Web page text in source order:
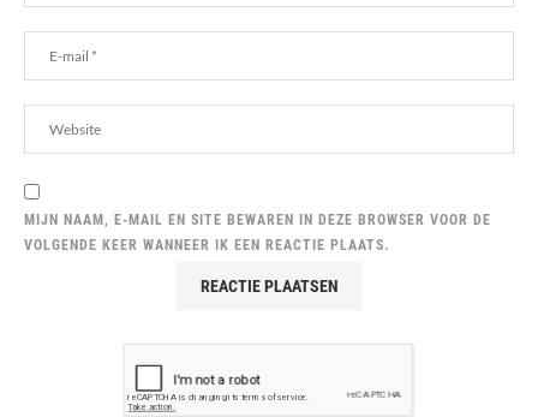
MIJN NAAM, E-MAIL EN SITE BEWAREN IN DEZE BROWSER VOOR DE
VOLGENDE KEER WANNEER IK EEN REACTIE PLAATS.